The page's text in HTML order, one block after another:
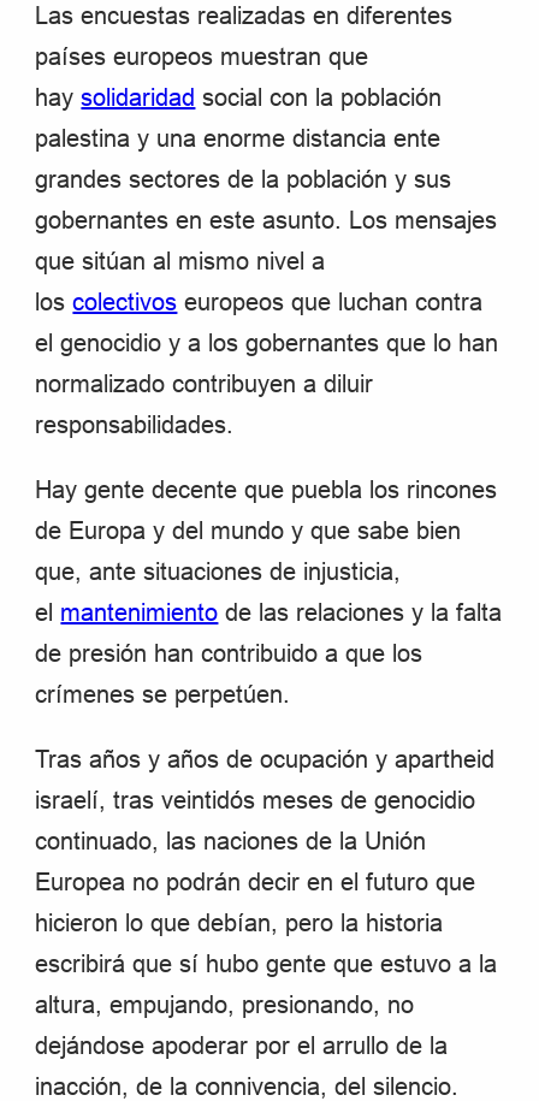
Las encuestas realizadas en diferentes
países europeos muestran que
haysolidaridad social con la población
palestina y una enorme distancia ente
grandes sectores de la población y sus
gobernantes en este asunto. Los mensajes
que sitúan al mismo nivel a
loscolectivos europeos que luchan contra
el genocidio y a los gobernantes que lo han
normalizado contribuyen a diluir
responsabilidades.
Hay gente decente que puebla los rincones
de Europa y del mundo y que sabe bien
que, ante situaciones de injusticia,
el mantenimiento de las relaciones y la falta
de presión han contribuido a que los
crímenes se perpetúen.
Tras años y años de ocupación y apartheid
israelí, tras veintidós meses de genocidio
continuado, las naciones de la Unión
Europea no podrán decir en el futuro que
hicieron lo que debían, pero la historia
escribirá que sí hubo gente que estuvo a la
altura, empujando, presionando, no
dejándose apoderar por el arrullo de la
inacción, de la connivencia, del silencio.